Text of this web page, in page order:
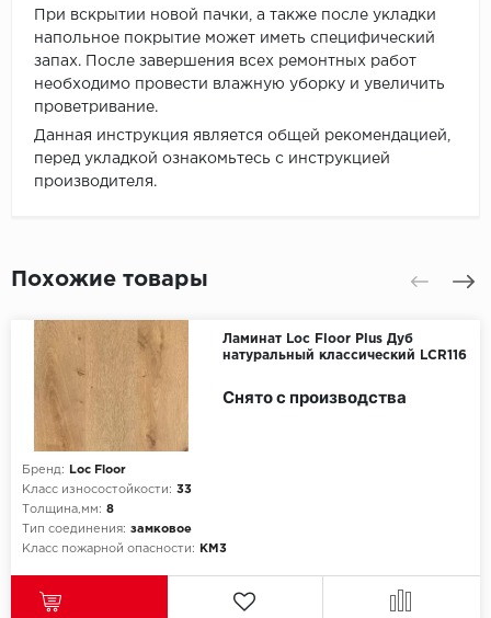
При вскрытии новой пачки, а также после укладки
напольное покрытие может иметь специфический
запах. После завершения всех ремонтных работ
необходимо провести влажную уборку и увеличить
проветривание.
Данная инструкция является общей рекомендацией,
перед укладкой ознакомьтесь с инструкцией
производителя.
Похожие товары
Ламинат Loc Floor Plus Дуб
натуральный классический LCR116
Бренд:
Loc Floor
Класс износостойкости: 33
Толщина,мм: 8
Тип соединения: замковое
Класс пожарной опасности:
КМ3
Снято с производства